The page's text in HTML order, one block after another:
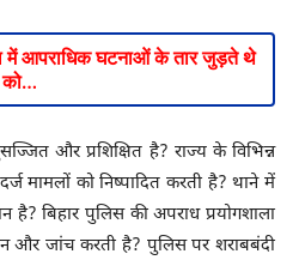
में आपराधिक घटनाओं के तार जुड़ते थे
को…
और प्रशिक्षित है? राज्य के विभिन्न
मामलों को निष्पादित करती है? थाने में
है? बिहार पुलिस की अपराध प्रयोगशाला
और जांच करती है? पुलिस पर शराबबंदी